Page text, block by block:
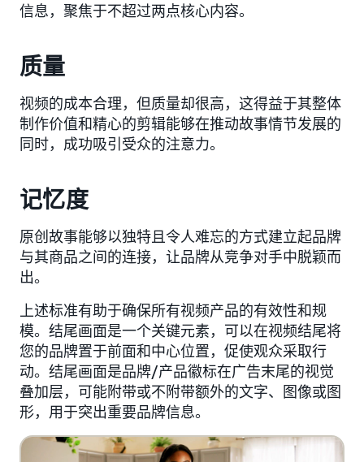
信息，聚焦于不超过两点核心内容。
质量
视频的成本合理，但质量却很高，这得益于其整体
制作价值和精心的剪辑能够在推动故事情节发展的
同时，成功吸引受众的注意力。
记忆度
原创故事能够以独特且令人难忘的方式建立起品牌
与其商品之间的连接，让品牌从竞争对手中脱颖而
出。
上述标准有助于确保所有视频产品的有效性和规
模。结尾画面是一个关键元素，可以在视频结尾将
您的品牌置于前面和中心位置，促使观众采取行
动。结尾画面是品牌/产品徽标在广告末尾的视觉
叠加层，可能附带或不附带额外的文字、图像或图
形，用于突出重要品牌信息。